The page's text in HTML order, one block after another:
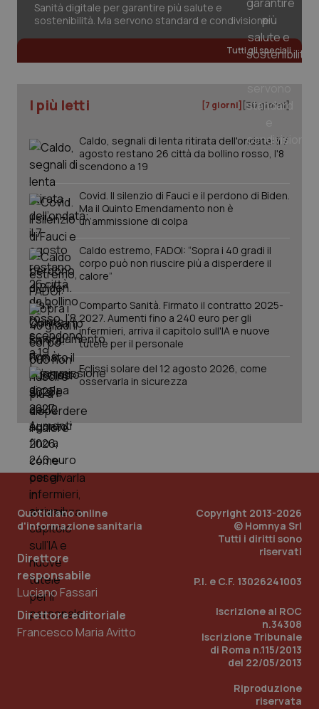
Sanità digitale per garantire più salute e
sostenibilità. Ma servono standard e condivisione
Tutti gli speciali
I più letti [7 giorni] [30 giorni]
Caldo, segnali di lenta ritirata dell'ondata: il 7
agosto restano 26 città da bollino rosso, l'8
scendono a 19
Covid. Il silenzio di Fauci e il perdono di Biden.
Ma il Quinto Emendamento non è
un’ammissione di colpa
Caldo estremo, FADOI: “Sopra i 40 gradi il
corpo può non riuscire più a disperdere il
calore”
Comparto Sanità. Firmato il contratto 2025-
2027. Aumenti fino a 240 euro per gli
infermieri, arriva il capitolo sull'IA e nuove
tutele per il personale
Eclissi solare del 12 agosto 2026, come
osservarla in sicurezza
Quotidiano online
d'informazione sanitaria
Direttore
responsabile
Luciano Fassari
Direttore editoriale
Francesco Maria Avitto
Copyright 2013-2026
© Homnya Srl
Tutti i diritti sono
riservati
P.I. e C.F. 13026241003
Iscrizione al ROC
n.34308
Iscrizione Tribunale
di Roma n.115/2013
del 22/05/2013
Riproduzione
riservata
tracking-sites-ironfish-
www.quotidianosanita.it
2
_ga
Google LLC
PHPSESSID
www.quotidianosanita.it